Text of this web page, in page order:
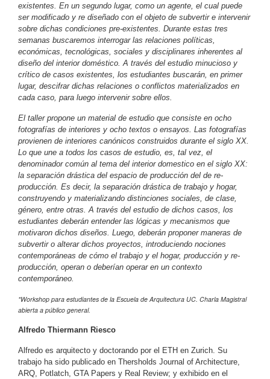
existentes. En un segundo lugar, como un agente, el cual puede
ser modificado y re diseñado con el objeto de subvertir e intervenir
sobre dichas condiciones pre-existentes. Durante estas tres
semanas buscaremos interrogar las relaciones políticas,
económicas, tecnológicas, sociales y disciplinares inherentes al
diseño del interior doméstico. A través del estudio minucioso y
crítico de casos existentes, los estudiantes buscarán, en primer
lugar, descifrar dichas relaciones o conflictos materializados en
cada caso, para luego intervenir sobre ellos.
El taller propone un material de estudio que consiste en ocho
fotografías de interiores y ocho textos o ensayos. Las fotografías
provienen de interiores canónicos construidos durante el siglo XX.
Lo que une a todos los casos de estudio, es, tal vez, el
denominador común al tema del interior domestico en el siglo XX:
la separación drástica del espacio de producción del de re-
producción. Es decir, la separación drástica de trabajo y hogar,
construyendo y materializando distinciones sociales, de clase,
género, entre otras. A través del estudio de dichos casos, los
estudiantes deberán entender las lógicas y mecanismos que
motivaron dichos diseños. Luego, deberán proponer maneras de
subvertir o alterar dichos proyectos, introduciendo nociones
contemporáneas de cómo el trabajo y el hogar, producción y re-
producción, operan o deberían operar en un contexto
contemporáneo.
*Workshop para estudiantes de la Escuela de Arquitectura UC. Charla Magistral
abierta a público general.
Alfredo Thiermann Riesco
Alfredo es arquitecto y doctorando por el ETH en Zurich. Su
trabajo ha sido publicado en Thersholds Journal of Architecture,
ARQ, Potlatch, GTA Papers y Real Review; y exhibido en el